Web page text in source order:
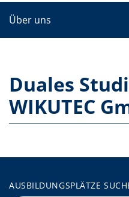
Über uns
Duales
WIKUTEC
AUSBILDUNGSPLÄTZE